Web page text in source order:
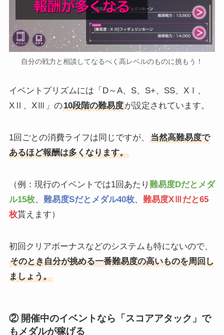
自分の戦力と相談してなるべく高レベルのものに挑もう！
イベントプリズムには「D～A、S、S+、SS、XⅠ、
XⅡ、XⅢ」の10段階の難易度が設定されています。
1回ごとの消費ライフは同じですが、
当然高難易度で
あるほど報酬は多くなります。
（例：現行のイベントでは1回あたり 難易度Dだとメダ
ル15枚、 難易度Sだとメダル40枚、 難易度XⅢだと65
枚貰えます）
初回クリアボーナスなどのシステムも特にないので、
そのとき自分が挑める一番難易度の高いものを周回し
ましょう。
② 開催中のイベントなら「スコアアタック」で
もメダルが稼げる